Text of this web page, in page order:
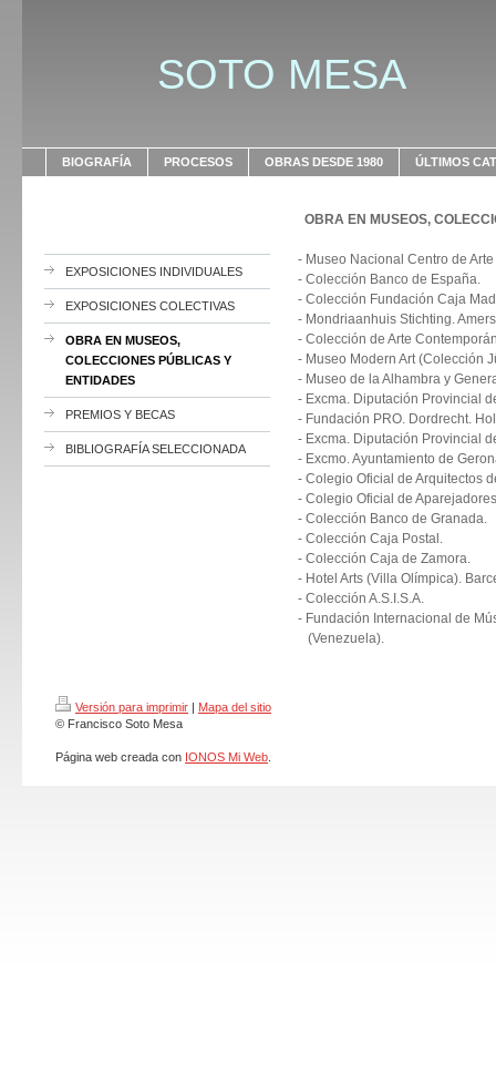
SOTO MESA
BIOGRAFÍA PROCESOS OBRAS DESDE 1980 ÚLTIMOS
EXPOSICIONES INDIVIDUALES
EXPOSICIONES COLECTIVAS
OBRA EN MUSEOS,
COLECCIONES PÚBLICAS Y
ENTIDADES
PREMIOS Y BECAS
BIBLIOGRAFÍA SELECCIONADA
OBRA EN MUSEOS,
- Museo Nacional Centro de
- Colección Banco de España.
- Colección Fundación Caja
- Mondriaanhuis Stichting.
- Colección de Arte
- Museo Modern Art (Colección
- Museo de la Alhambra y
- Excma. Diputación Provincial
- Fundación PRO. Dordrecht.
- Excma. Diputación Provincial
- Excmo. Ayuntamiento de
- Colegio Oficial de Arquitectos
- Colegio Oficial de
- Colección Banco de Granada.
- Colección Caja Postal.
- Colección Caja de Zamora.
- Hotel Arts (Villa Olímpica).
- Colección A.S.I.S.A.
- Fundación Internacional de
(Venezuela).
Versión para imprimir | Mapa del sitio
© Francisco Soto Mesa
Página web creada con IONOS Mi Web